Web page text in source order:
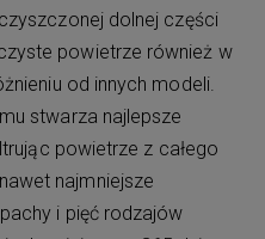
dolnej części
powietrze również w
od innych modeli.
stwarza najlepsze
powietrze z całego
najmniejsze
i pięć rodzajów